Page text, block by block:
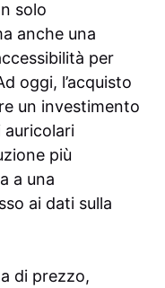
solo
anche una
per
oggi, l’acquisto
un investimento
auricolari
più
a una
ai dati sulla
di prezzo,